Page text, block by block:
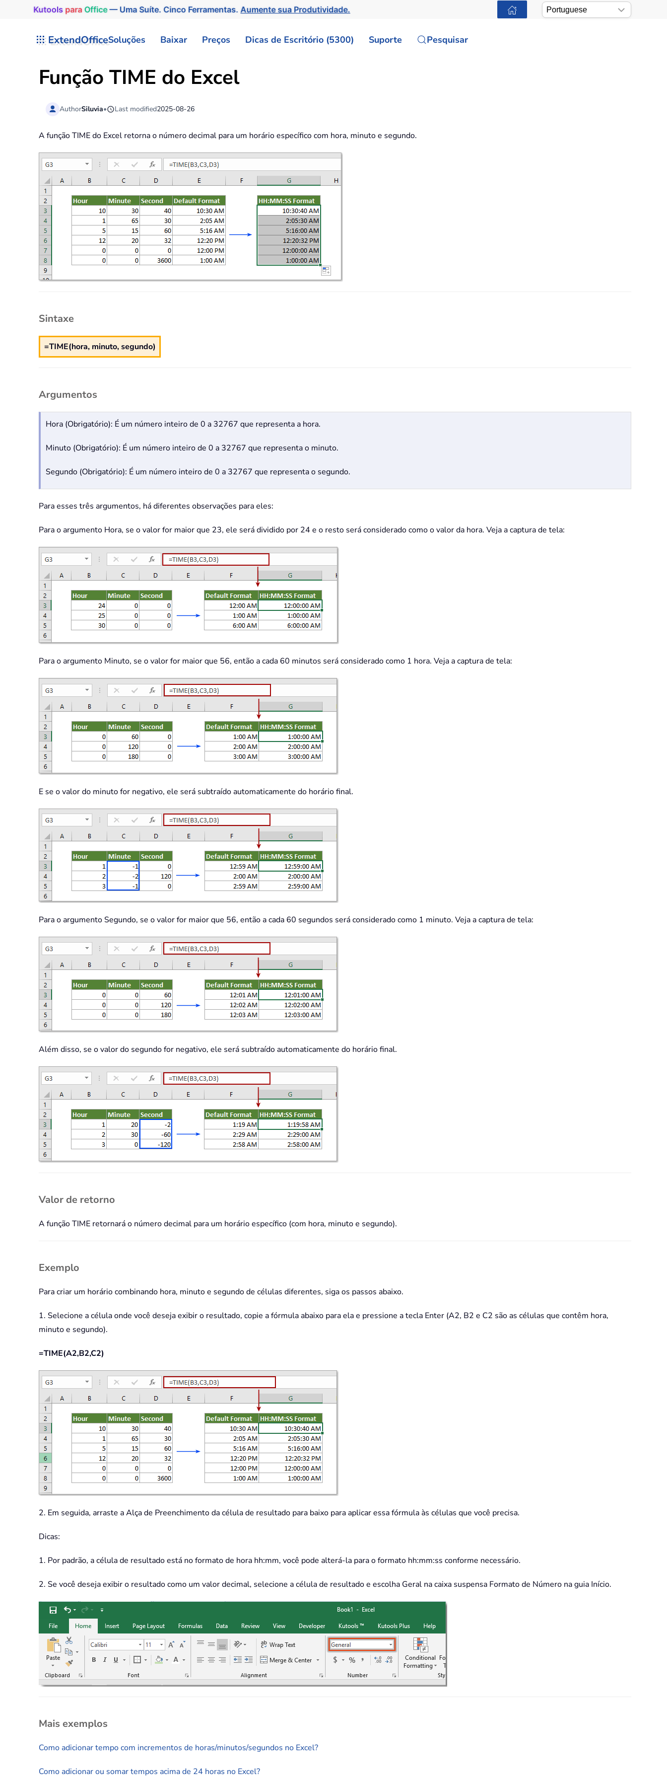
Kutools para Office— Uma Suíte. Cinco Ferramentas.Aumente sua Produtividade.
ExtendOfficeSoluções Baixar Preços Dicas de Escritório (5300) Suporte Pesquisar
Função TIME do Excel
AuthorSiluvia• Last modified2025-08-26
A função TIME do Excel retorna o número decimal para um horário específico com hora, minuto e segundo.
Sintaxe
=TIME(hora, minuto, segundo)
Argumentos
Hora (Obrigatório): É um número inteiro de 0 a 32767 que representa a hora.
Minuto (Obrigatório): É um número inteiro de 0 a 32767 que representa o minuto.
Segundo (Obrigatório): É um número inteiro de 0 a 32767 que representa o segundo.
Para esses três argumentos, há diferentes observações para eles:
Para o argumento Hora, se o valor for maior que 23, ele será dividido por 24 e o resto será considerado como o valor da hora. Veja a captura de tela:
Para o argumento Minuto, se o valor for maior que 56, então a cada 60 minutos será considerado como 1 hora. Veja a captura de tela:
E se o valor do minuto for negativo, ele será subtraído automaticamente do horário final.
Para o argumento Segundo, se o valor for maior que 56, então a cada 60 segundos será considerado como 1 minuto. Veja a captura de tela:
Além disso, se o valor do segundo for negativo, ele será subtraído automaticamente do horário final.
Valor de retorno
A função TIME retornará o número decimal para um horário específico (com hora, minuto e segundo).
Exemplo
Para criar um horário combinando hora, minuto e segundo de células diferentes, siga os passos abaixo.
1. Selecione a célula onde você deseja exibir o resultado, copie a fórmula abaixo para ela e pressione a tecla Enter (A2, B2 e C2 são as células que contêm hora,
minuto e segundo).
=TIME(A2,B2,C2)
2. Em seguida, arraste a Alça de Preenchimento da célula de resultado para baixo para aplicar essa fórmula às células que você precisa.
Dicas:
1. Por padrão, a célula de resultado está no formato de hora hh:mm, você pode alterá-la para o formato hh:mm:ss conforme necessário.
2. Se você deseja exibir o resultado como um valor decimal, selecione a célula de resultado e escolha Geral na caixa suspensa Formato de Número na guia Início.
Mais exemplos
Como adicionar tempo com incrementos de horas/minutos/segundos no Excel?
Como adicionar ou somar tempos acima de 24 horas no Excel?